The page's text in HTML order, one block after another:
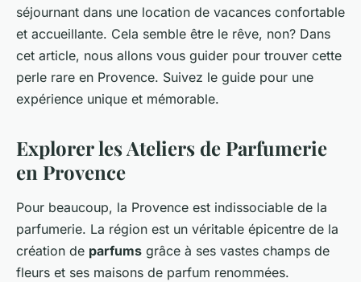
séjournant dans une location de vacances confortable
et accueillante. Cela semble être le rêve, non? Dans
cet article, nous allons vous guider pour trouver cette
perle rare en Provence. Suivez le guide pour une
expérience unique et mémorable.
Explorer les Ateliers de Parfumerie
en Provence
Pour beaucoup, la Provence est indissociable de la
parfumerie. La région est un véritable épicentre de la
création de parfums grâce à ses vastes champs de
fleurs et ses maisons de parfum renommées.